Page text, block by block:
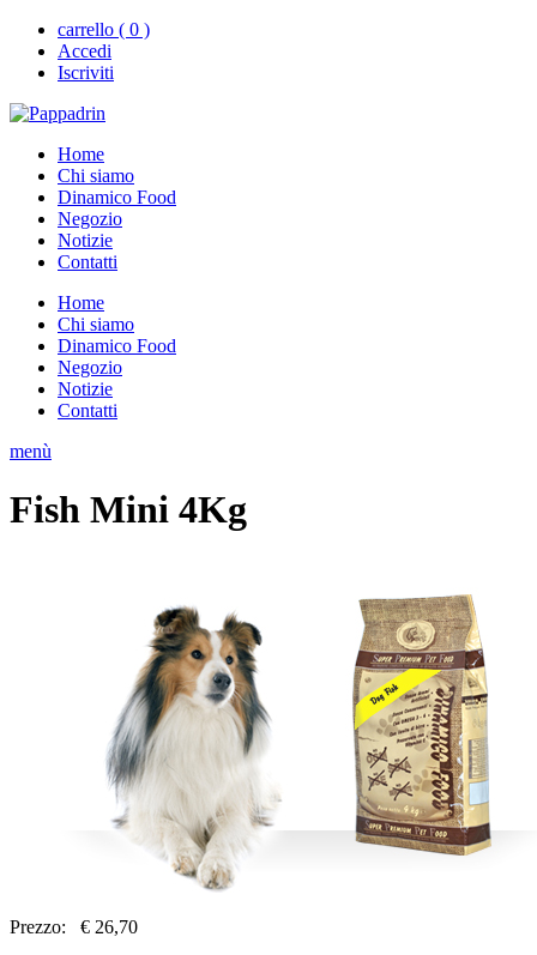
carrello ( 0 )
Accedi
Iscriviti
Home
Chi siamo
Dinamico Food
Negozio
Notizie
Contatti
Home
Chi siamo
Dinamico Food
Negozio
Notizie
Contatti
menù
Fish Mini 4Kg
Prezzo:
€ 26,70